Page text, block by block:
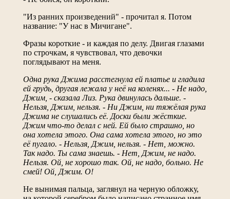
"Из ранних произведений" - прочитал я. Потом
название: "У нас в Мичигане".
Фразы короткие - и каждая по делу. Двигая глазами
по строчкам, я чувствовал, что девочки
поглядывают на меня.
Одна рука Джима расстегнула ей платье и гладила
ей грудь, другая лежала у неё на коленях... - Не надо,
Джим, - сказала Лиз. Рука двинулась дальше. -
Нельзя, Джим, нельзя. - Ни Джим, ни тяжёлая рука
Джима не слушались её. Доски были жёсткие.
Джим что-то делал с ней. Ей было страшно, но
она хотела этого. Она сама хотела этого, но это
её пугало. - Нельзя, Джим, нельзя. - Нет, можно.
Так надо. Ты сама знаешь. - Нет, Джим, не надо.
Нельзя. Ой, не хорошо так. Ой, не надо, больно. Не
смей! Ой, Джим. О!
Не вынимая пальца, заглянул на черную обложку,